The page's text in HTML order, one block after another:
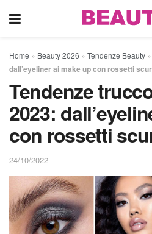
Home » Beauty 2026 » Tendenze Beauty »
dall’eyeliner ai make up con rossetti
Tendenze
2023:
con rossetti
24/10/2022